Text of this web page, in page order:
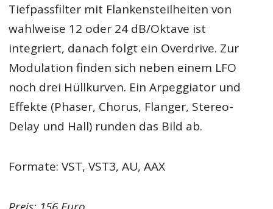
Tiefpassfilter mit Flankensteilheiten von
wahlweise 12 oder 24 dB/Oktave ist
integriert, danach folgt ein Overdrive. Zur
Modulation finden sich neben einem LFO
noch drei Hüllkurven. Ein Arpeggiator und
Effekte (Phaser, Chorus, Flanger, Stereo-
Delay und Hall) runden das Bild ab.
Formate: VST, VST3, AU, AAX